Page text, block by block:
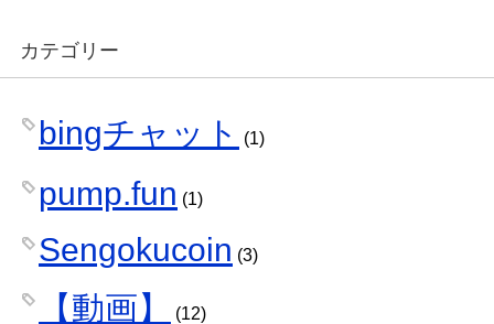
カテゴリー
bingチャット (1)
pump.fun (1)
Sengokucoin (3)
【動画】 (12)